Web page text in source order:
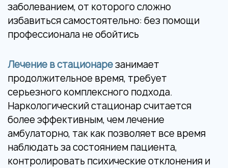
заболеванием, от которого сложно
избавиться самостоятельно: без помощи
профессионала не обойтись
Лечение в стационарезанимает
продолжительное время, требует
серьезного комплексного подхода.
Наркологический стационар считается
более эффективным, чем лечение
амбулаторно, так как позволяет все время
наблюдать за состоянием пациента,
контролировать психические отклонения и